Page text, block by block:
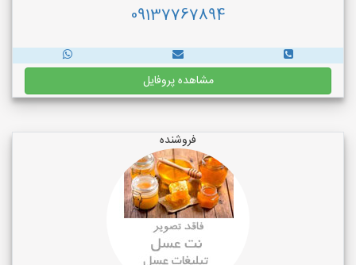
09137767894
مشاهده پروفایل
فروشنده